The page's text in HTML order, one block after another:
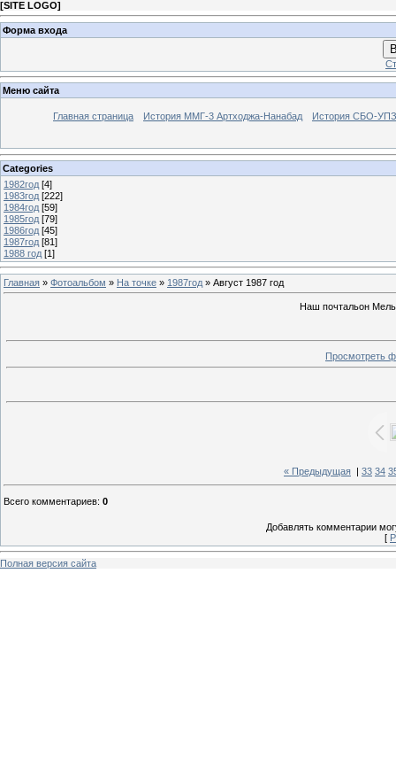
[SITE LOGO]
Форма входа
Меню сайта
Главная страница История ММГ-3 Артходжа-Нанабад История СБО-УПЗ
Categories
1982год [4]
1983год [222]
1984год [59]
1985год [79]
1986год [45]
1987год [81]
1988 год [1]
Главная » Фотоальбом » На точке » 1987год » Август 1987 год
Наш почтальон
Просмотреть
« Предыдущая 33 34
Всего комментариев: 0
Добавлять комментарии
[
Полная версия сайта